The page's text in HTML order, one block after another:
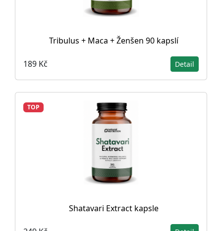
Tribulus + Maca + Ženšen 90 kapslí
189 Kč Detail
TOP
Shatavari Extract kapsle